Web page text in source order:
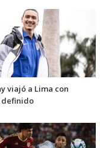
viajó a Lima con
definido